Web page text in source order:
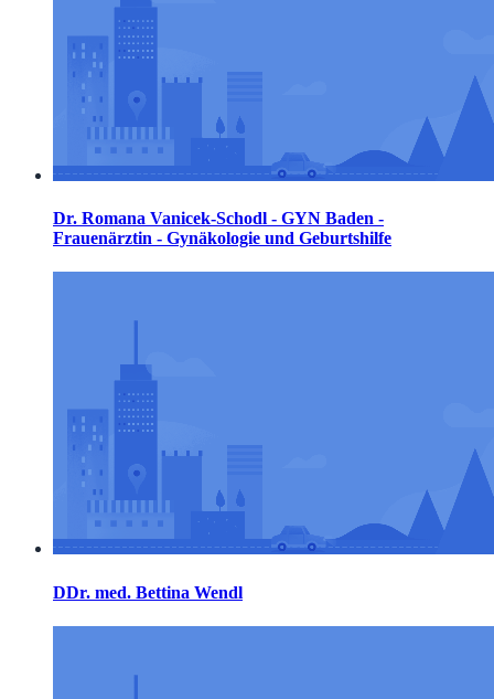
Dr. Romana Vanicek-Schodl - GYN Baden -
Frauenärztin - Gynäkologie und Geburtshilfe
DDr. med. Bettina Wendl